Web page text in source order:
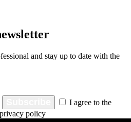
and stay up to date with the
I agree to the
policy